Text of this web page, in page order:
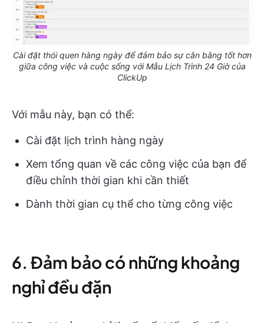
Cài đặt thói quen hàng ngày để đảm bảo sự cân bằng tốt hơn
giữa công việc và cuộc sống với Mẫu Lịch Trình 24 Giờ của
ClickUp
Với mẫu này, bạn có thể:
Cài đặt lịch trình hàng ngày
Xem tổng quan về các công việc của bạn để
điều chỉnh thời gian khi cần thiết
Dành thời gian cụ thể cho từng công việc
6. Đảm bảo có những khoảng
nghỉ đều đặn